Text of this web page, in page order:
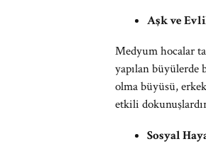
Aşk ve
Medyum hocalar
yapılan büyülerde
olma büyüsü,
etkili
Sosyal